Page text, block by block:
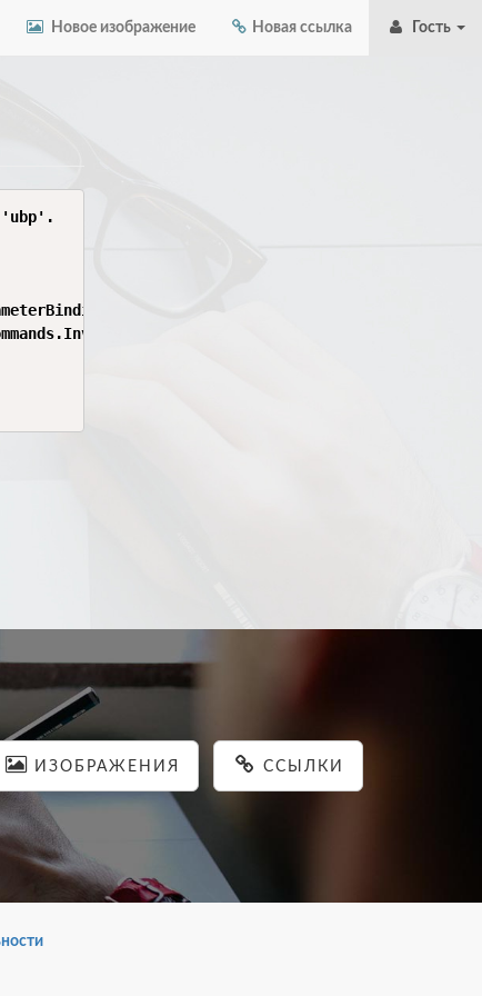
Новое изображение Новая ссылка Гость
'ubp'.
ИЗОБРАЖЕНИЯ ССЫЛКИ